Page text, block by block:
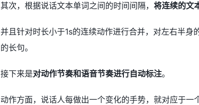
其次，根据说话文本单词之间的时间间隔， 将连续的文
并且针对时长小于1s的连续动作进行合并，对左右半
的长句。
接下来是对动作节奏和语音节奏进行自动标注。
动作方面，说话人每做出一个变化的手势，就对应于